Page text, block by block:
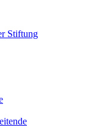
Stiftung